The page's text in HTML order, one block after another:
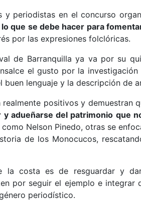
y periodistas en el concurso
que se debe hacer para
por las expresiones folclóricas.
de Barranquilla ya va por su
el gusto por la
lenguaje y la descripción de
positivos y demuestran
adueñarse del patrimonio que
Nelson Pinedo, otras se
de los Monocucos,
la costa es de resguardar y
por seguir el ejemplo e integrar
periodístico.